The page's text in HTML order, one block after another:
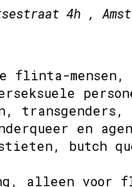
4h ,
flinta-mensen,
transgenders,
en
butch
alleen voor